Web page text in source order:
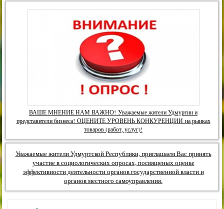
ВАШЕ МНЕНИЕ НАМ ВАЖНО! Уважаемые жители Удмуртии и
представители бизнеса! ОЦЕНИТЕ УРОВЕНЬ КОНКУРЕНЦИИ на рынках
товаров (работ, услуг)!
Уважаемые жители Удмуртской Республики, приглашаем Вас принять
участие в социологических опросах, посвященых оценке
эффективности деятельности органов государственной власти и
органов местного самоуправления.